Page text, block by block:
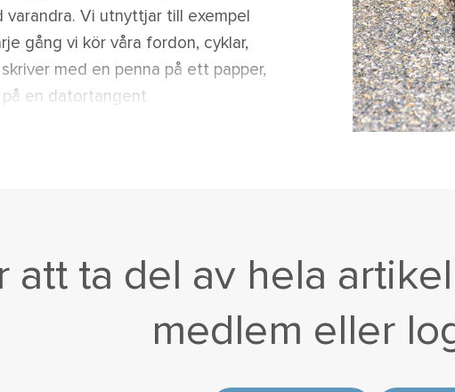
varandra. Vi utnyttjar till exempel
gång vi kör våra fordon, cyklar,
med en penna på ett papper,
en datortangent.
att ta del av hela
medlem eller